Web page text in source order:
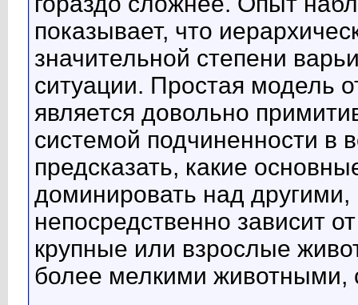
показывает, что
значительной степени
ситуации. Простая модель
является довольно
системой подчиненности в
предсказать, какие
доминировать над другими,
непосредственно зависит
крупные или взрослые
более мелкими